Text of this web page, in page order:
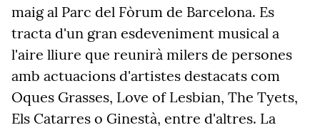
maig al Parc del Fòrum de Barcelona. Es
tracta d'un gran esdeveniment musical a
l'aire lliure que reunirà milers de persones
amb actuacions d'artistes destacats com
Oques Grasses, Love of Lesbian, The Tyets,
Els Catarres o Ginestà, entre d'altres. La